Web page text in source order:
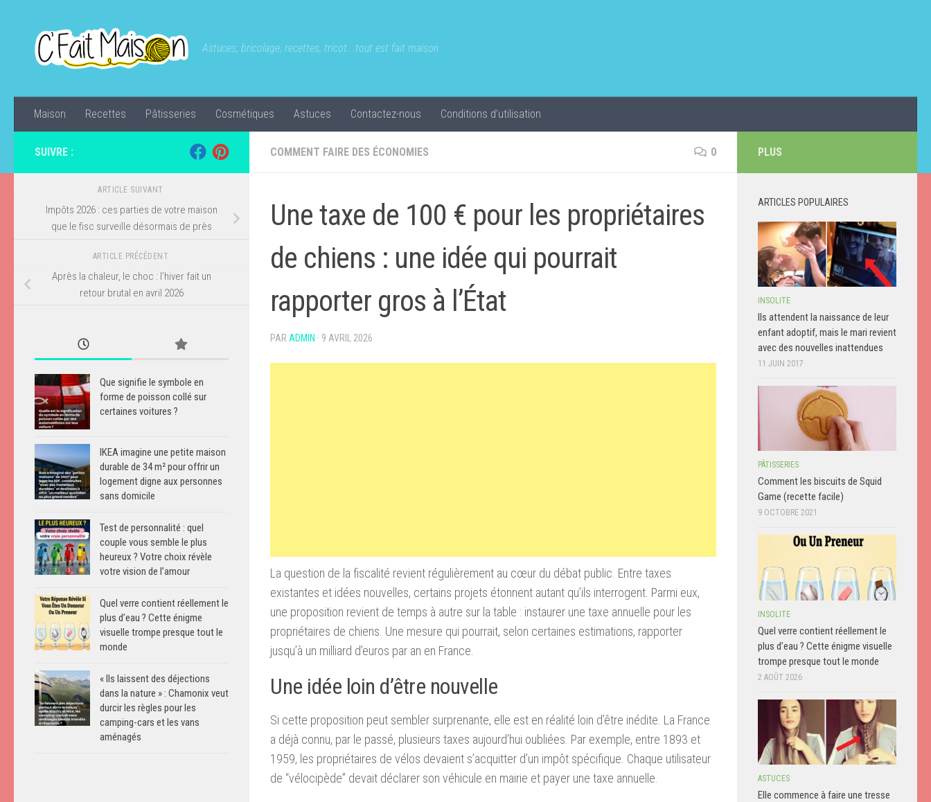
Astuces, bricolage, recettes, tricot...tout est fait maison
Maison Recettes Pâtisseries Cosmétiques Astuces Contactez-nous Conditions d’utilisation
COMMENT FAIRE DES ÉCONOMIES 0
Une taxe de 100 € pour les propriétaires
de chiens : une idée qui pourrait
rapporter gros à l’État
PAR ADMIN · 9 AVRIL 2026
La question de la fiscalité revient régulièrement au cœur du débat public. Entre taxes
existantes et idées nouvelles, certains projets étonnent autant qu’ils interrogent. Parmi eux,
une proposition revient de temps à autre sur la table : instaurer une taxe annuelle pour les
propriétaires de chiens. Une mesure qui pourrait, selon certaines estimations, rapporter
jusqu’à un milliard d’euros par an en France.
Une idée loin d’être nouvelle
Si cette proposition peut sembler surprenante, elle est en réalité loin d’être inédite. La France
a déjà connu, par le passé, plusieurs taxes aujourd’hui oubliées. Par exemple, entre 1893 et
1959, les propriétaires de vélos devaient s’acquitter d’un impôt spécifique. Chaque utilisateur
de “vélocipède” devait déclarer son véhicule en mairie et payer une taxe annuelle.
SUIVRE :
ARTICLE SUIVANT
Impôts 2026 : ces parties de votre maison
que le fisc surveille désormais de près
ARTICLE PRÉCÉDENT
Après la chaleur, le choc : l’hiver fait un
retour brutal en avril 2026
Que signifie le symbole en
forme de poisson collé sur
certaines voitures ?
IKEA imagine une petite maison
durable de 34 m² pour offrir un
logement digne aux personnes
sans domicile
Test de personnalité : quel
couple vous semble le plus
heureux ? Votre choix révèle
votre vision de l’amour
Quel verre contient réellement le
plus d’eau ? Cette énigme
visuelle trompe presque tout le
monde
« Ils laissent des déjections
dans la nature » : Chamonix veut
durcir les règles pour les
camping-cars et les vans
aménagés
PLUS
ARTICLES POPULAIRES
INSOLITE
Ils attendent la naissance de leur
enfant adoptif, mais le mari revient
avec des nouvelles inattendues
11 JUIN 2017
PÂTISSERIES
Comment les biscuits de Squid
Game (recette facile)
9 OCTOBRE 2021
INSOLITE
Quel verre contient réellement le
plus d’eau ? Cette énigme visuelle
trompe presque tout le monde
2 AOÛT 2026
ASTUCES
Elle commence à faire une tresse